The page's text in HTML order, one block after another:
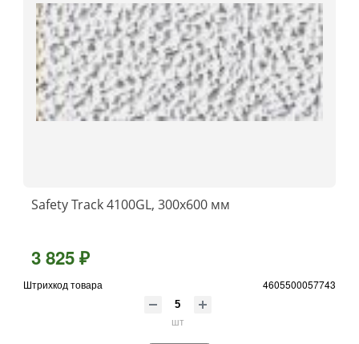
Safety Track 4100GL, 300x600 мм
3 825 ₽
Штрихкод товара 4605500057743
шт